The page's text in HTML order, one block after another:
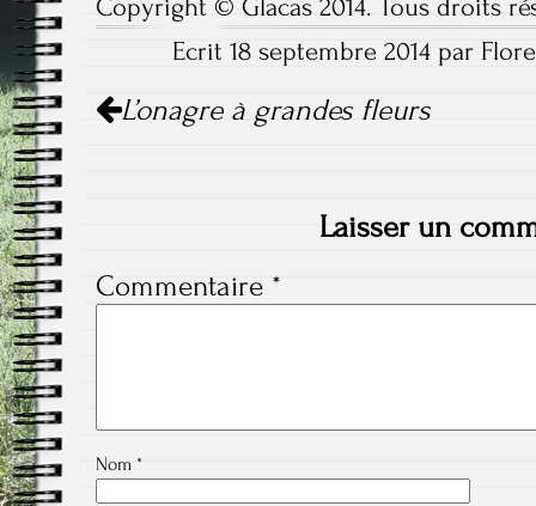
Copyright © Glacas 2014. Tous droits
Ecrit 18 septembre 2014 par
deL’onagre à grandes fleurs
Laisser un
Commentaire *
Nom *